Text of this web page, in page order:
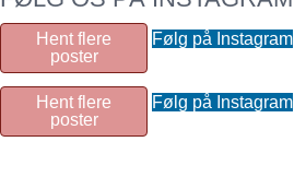
Hent flere
poster
Følg på Instagram
Hent flere
poster
Følg på Instagram